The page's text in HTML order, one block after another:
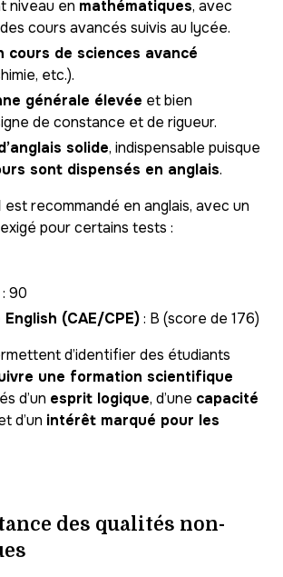
niveau en mathématiques, avec
cours avancés suivis au lycée.
cours de sciences avancé
etc.).
générale élevée et bien
de constance et de rigueur.
solide, indispensable puisque
sont dispensés en anglais.
est recommandé en anglais, avec un
pour certains tests :
: 90
(CAE/CPE): B (score de 176)
d’identifier des étudiants
une formation scientifique
d’un esprit logique, d’une capacité
d’un intérêt marqué pour les
des qualités non-